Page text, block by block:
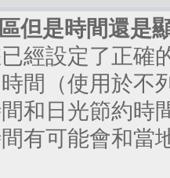
但是時間還是
經設定了正確
間（使用於不
和日光節約時
有可能會和當